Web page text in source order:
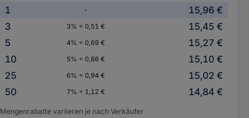
1 -
15,96 €
3
3% = 0,51 €
15,45 €
5
4% = 0,69 €
15,27 €
10
5% = 0,86 €
15,10 €
25
6% = 0,94 €
15,02 €
50
7% = 1,12 € 14,84 €
Mengenrabatte variieren je nach Verkäufer